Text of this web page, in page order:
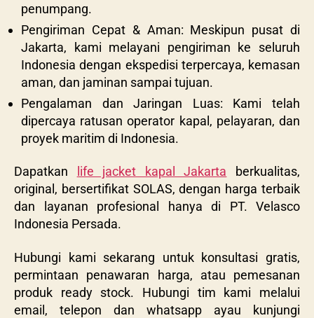
penumpang.
Pengiriman Cepat & Aman: Meskipun pusat di
Jakarta, kami melayani pengiriman ke seluruh
Indonesia dengan ekspedisi terpercaya, kemasan
aman, dan jaminan sampai tujuan.
Pengalaman dan Jaringan Luas: Kami telah
dipercaya ratusan operator kapal, pelayaran, dan
proyek maritim di Indonesia.
Dapatkan life jacket kapal Jakarta berkualitas,
original, bersertifikat SOLAS, dengan harga terbaik
dan layanan profesional hanya di PT. Velasco
Indonesia Persada.
Hubungi kami sekarang untuk konsultasi gratis,
permintaan penawaran harga, atau pemesanan
produk ready stock. Hubungi tim kami melalui
email, telepon dan whatsapp ayau kunjungi